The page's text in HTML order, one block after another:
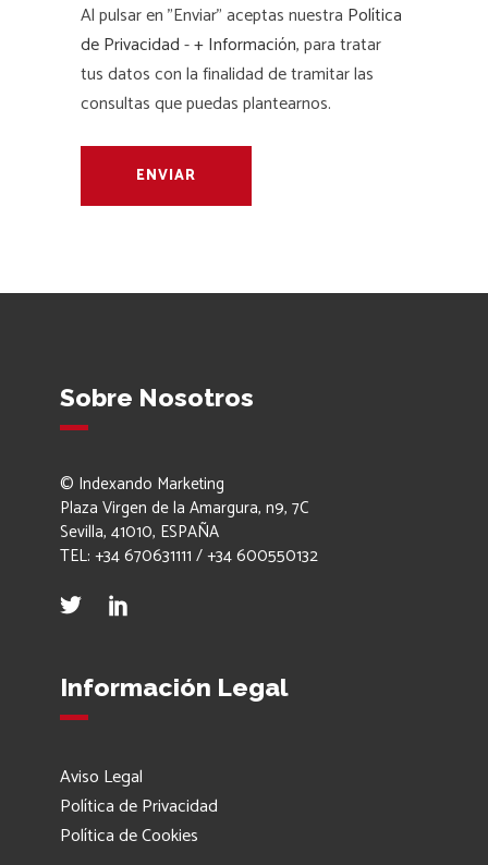
Al pulsar en "Enviar" aceptas nuestra Política
de Privacidad-+ Información, para tratar
tus datos con la finalidad de tramitar las
consultas que puedas plantearnos.
Sobre Nosotros
© Indexando Marketing
Plaza Virgen de la Amargura, n9, 7C
Sevilla, 41010, ESPAÑA
TEL: +34 670631111 / +34 600550132
Información Legal
Aviso Legal
Política de Privacidad
Política de Cookies